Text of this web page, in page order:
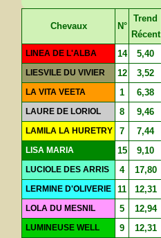
Chevaux N°
Trend
Récent
LINEA DE L'ALBA 14 5,40
LIESVILE DU VIVIER 12 3,52
LA VITA VEETA 1 6,38
LAURE DE LORIOL 8 9,46
LAMILA LA HURETRY 7 7,44
LISA MARIA 15 9,10
LUCIOLE DES ARRIS 4 17,80
LERMINE D'OLIVERIE 11 12,31
LOLA DU MESNIL 5 12,94
LUMINEUSE WELL 9 12,31